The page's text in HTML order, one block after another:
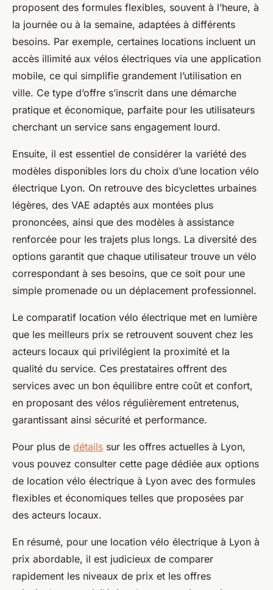
proposent des formules flexibles, souvent à l’heure, à
la journée ou à la semaine, adaptées à différents
besoins. Par exemple, certaines locations incluent un
accès illimité aux vélos électriques via une application
mobile, ce qui simplifie grandement l’utilisation en
ville. Ce type d’offre s’inscrit dans une démarche
pratique et économique, parfaite pour les utilisateurs
cherchant un service sans engagement lourd.
Ensuite, il est essentiel de considérer la variété des
modèles disponibles lors du choix d’une location vélo
électrique Lyon. On retrouve des bicyclettes urbaines
légères, des VAE adaptés aux montées plus
prononcées, ainsi que des modèles à assistance
renforcée pour les trajets plus longs. La diversité des
options garantit que chaque utilisateur trouve un vélo
correspondant à ses besoins, que ce soit pour une
simple promenade ou un déplacement professionnel.
Le comparatif location vélo électrique met en lumière
que les meilleurs prix se retrouvent souvent chez les
acteurs locaux qui privilégient la proximité et la
qualité du service. Ces prestataires offrent des
services avec un bon équilibre entre coût et confort,
en proposant des vélos régulièrement entretenus,
garantissant ainsi sécurité et performance.
Pour plus de détails sur les offres actuelles à Lyon,
vous pouvez consulter cette page dédiée aux options
de location vélo électrique à Lyon avec des formules
flexibles et économiques telles que proposées par
des acteurs locaux.
En résumé, pour une location vélo électrique à Lyon à
prix abordable, il est judicieux de comparer
rapidement les niveaux de prix et les offres